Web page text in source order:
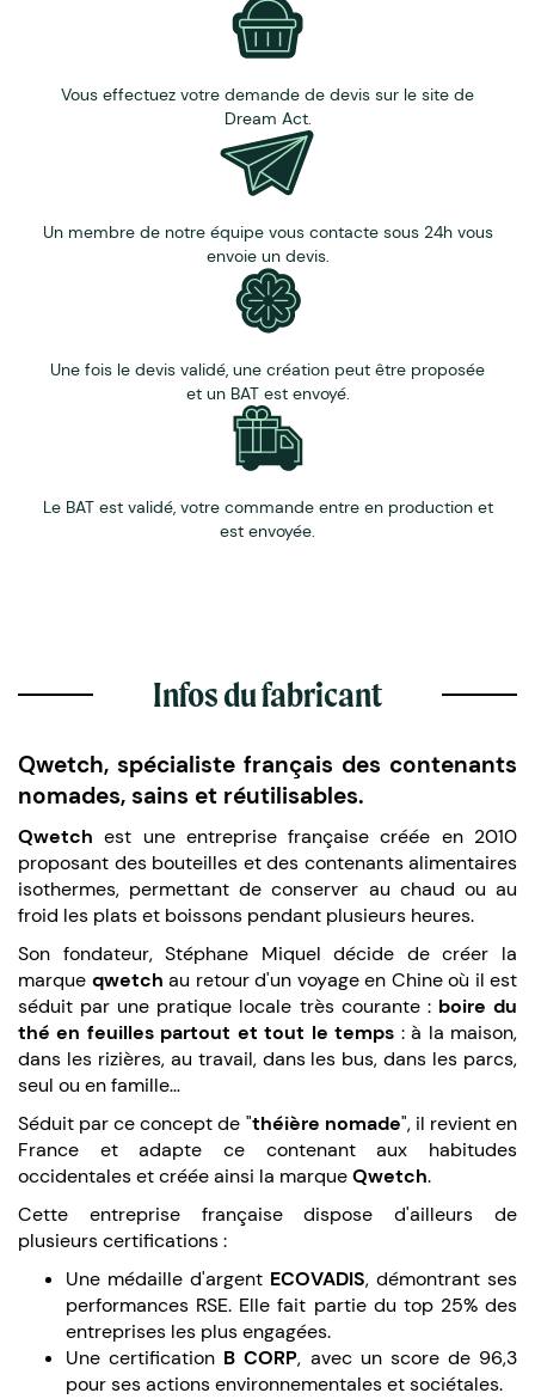
pipette ou infuseur.
Bouteille gravée dans un atelier Alsacien, en France, et
atelier.Vous effectuez votre demande de devis sur le site de
Dream Act.
Un membre de notre équipe vous contacte sous 24h vous
envoie un devis.
Une fois le devis validé, une création peut être proposée
et un BAT est envoyé.
Le BAT est validé, votre commande entre en production et
est envoyée.
Infos du fabricant
Qwetch, spécialiste français des contenants
nomades, sains et réutilisables.
Qwetch est une entreprise française créée en 2010
proposant des bouteilles et des contenants alimentaires
isothermes, permettant de conserver au chaud ou au
froid les plats et boissons pendant plusieurs heures.
Son fondateur, Stéphane Miquel décide de créer la
marque qwetch au retour d'un voyage en Chine où il est
séduit par une pratique locale très courante : boire du
thé en feuilles partout et tout le temps : à la maison,
dans les rizières, au travail, dans les bus, dans les parcs,
seul ou en famille…
Séduit par ce concept de "théière nomade", il revient en
France et adapte ce contenant aux habitudes
occidentales et créée ainsi la marqueQwetch.
Cette entreprise française dispose d'ailleurs de
plusieurs certifications :
Une médaille d'argent ECOVADIS, démontrant ses
performances RSE. Elle fait partie du top 25% des
entreprises les plus engagées.
Une certification B CORP, avec un score de 96,3
pour ses actions environnementales et sociétales.